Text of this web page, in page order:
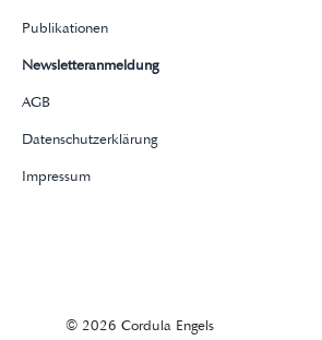
Publikationen
Newsletteranmeldung
AGB
Datenschutzerklärung
Impressum
© 2026 Cordula Engels